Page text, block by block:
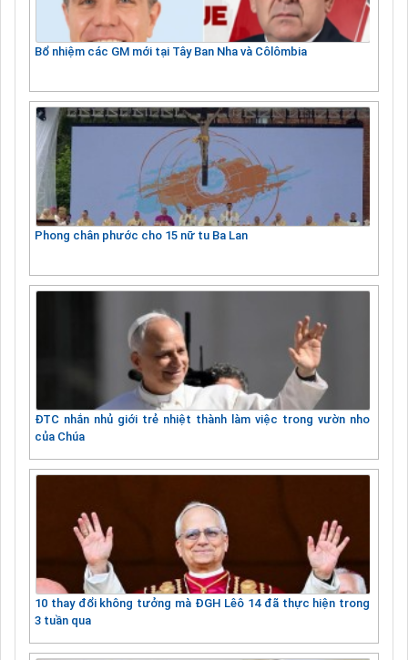
Bổ nhiệm các GM mới tại Tây Ban Nha và Côlômbia
Phong chân phước cho 15 nữ tu Ba Lan
ĐTC nhắn nhủ giới trẻ nhiệt thành làm việc trong vườn nho
của Chúa
10 thay đổi không tưởng mà ĐGH Lêô 14 đã thực hiện trong
3 tuần qua